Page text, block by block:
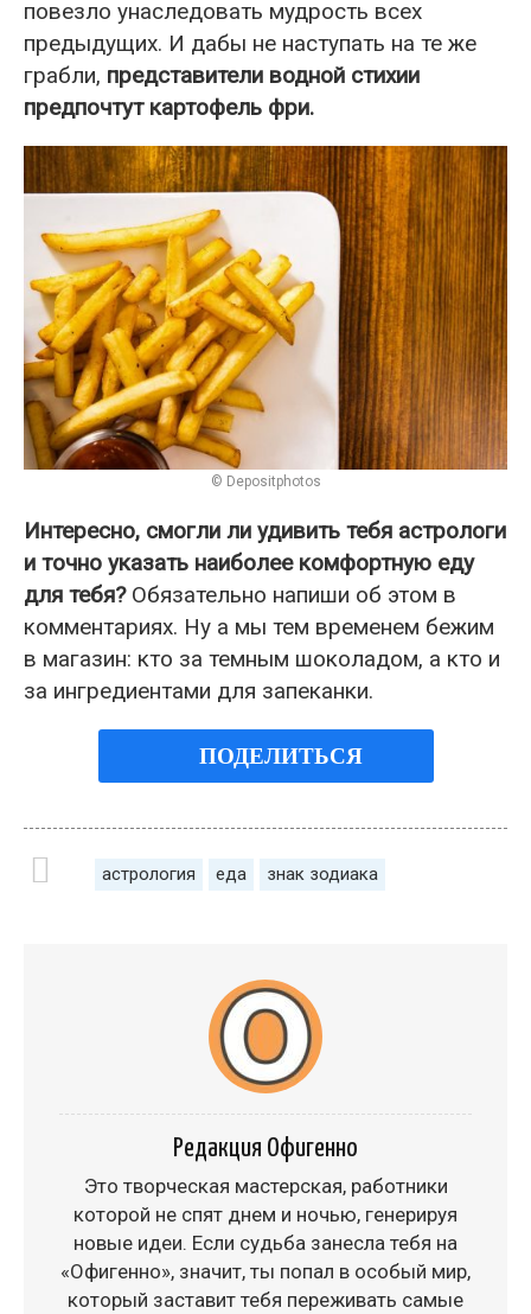
повезло унаследовать мудрость всех
предыдущих. И дабы не наступать на те же
грабли, представители водной стихии
предпочтут картофель фри.
© Depositphotos
Интересно, смогли ли удивить тебя астрологи
и точно указать наиболее комфортную еду
для тебя?Обязательно напиши об этом в
комментариях. Ну а мы тем временем бежим
в магазин: кто за темным шоколадом, а кто и
за ингредиентами для запеканки.
ПОДЕЛИТЬСЯ
астрология еда знак зодиака
Редакция Офигенно
Это творческая мастерская, работники
которой не спят днем и ночью, генерируя
новые идеи. Если судьба занесла тебя на
«Офигенно», значит, ты попал в особый мир,
который заставит тебя переживать самые